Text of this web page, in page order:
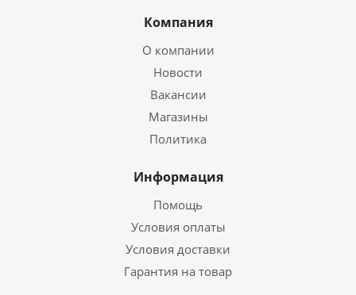
Компания
О компании
Новости
Вакансии
Магазины
Политика
Информация
Помощь
Условия оплаты
Условия доставки
Гарантия на товар